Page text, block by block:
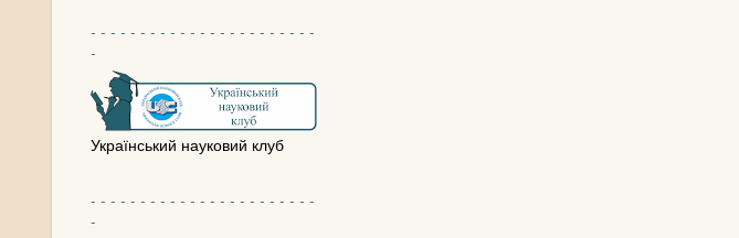
- - - - - - - - - - - - - - - - - - - - - - -
-
Український науковий клуб
- - - - - - - - - - - - - - - - - - - - - - -
-